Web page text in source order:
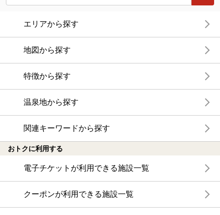
エリアから探す
地図から探す
特徴から探す
温泉地から探す
関連キーワードから探す
おトクに利用する
電子チケットが利用できる施設一覧
クーポンが利用できる施設一覧